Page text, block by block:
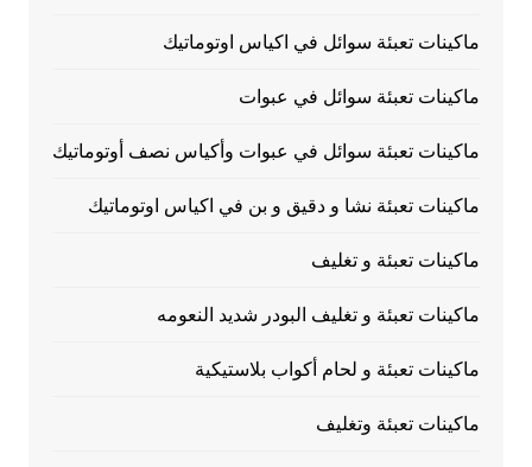
ماكينات تعبئة سوائل في اكياس اوتوماتيك
ماكينات تعبئة سوائل في عبوات
ماكينات تعبئة سوائل في عبوات وأكياس نصف أوتوماتيك
ماكينات تعبئة نشا و دقيق و بن في اكياس اوتوماتيك
ماكينات تعبئة و تغليف
ماكينات تعبئة و تغليف البودر شديد النعومه
ماكينات تعبئة و لحام أكواب بلاستيكية
ماكينات تعبئة وتغليف